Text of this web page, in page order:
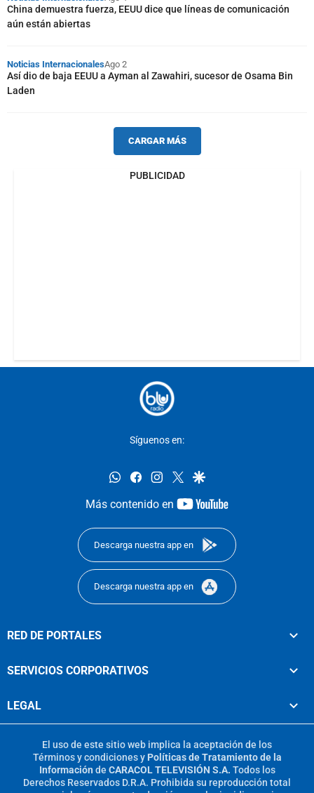
China demuestra fuerza, EEUU dice que líneas de comunicación
aún están abiertas
Noticias InternacionalesAgo 2
Así dio de baja EEUU a Ayman al Zawahiri, sucesor de Osama Bin
Laden
CARGAR MÁS
PUBLICIDAD
Síguenos en:
whatsappfacebookinstagram
twittergoogle
Más contenido en
youtube-
Descarga nuestra app en
Descarga nuestra app en
RED DE PORTALES
SERVICIOS CORPORATIVOS
LEGAL
El uso de este sitio web implica la aceptación de los
Términos y condicionesy Políticas de Tratamiento de la
Información de CARACOL TELEVISIÓN S.A. Todos los
Derechos Reservados D.R.A. Prohibida su reproducción total